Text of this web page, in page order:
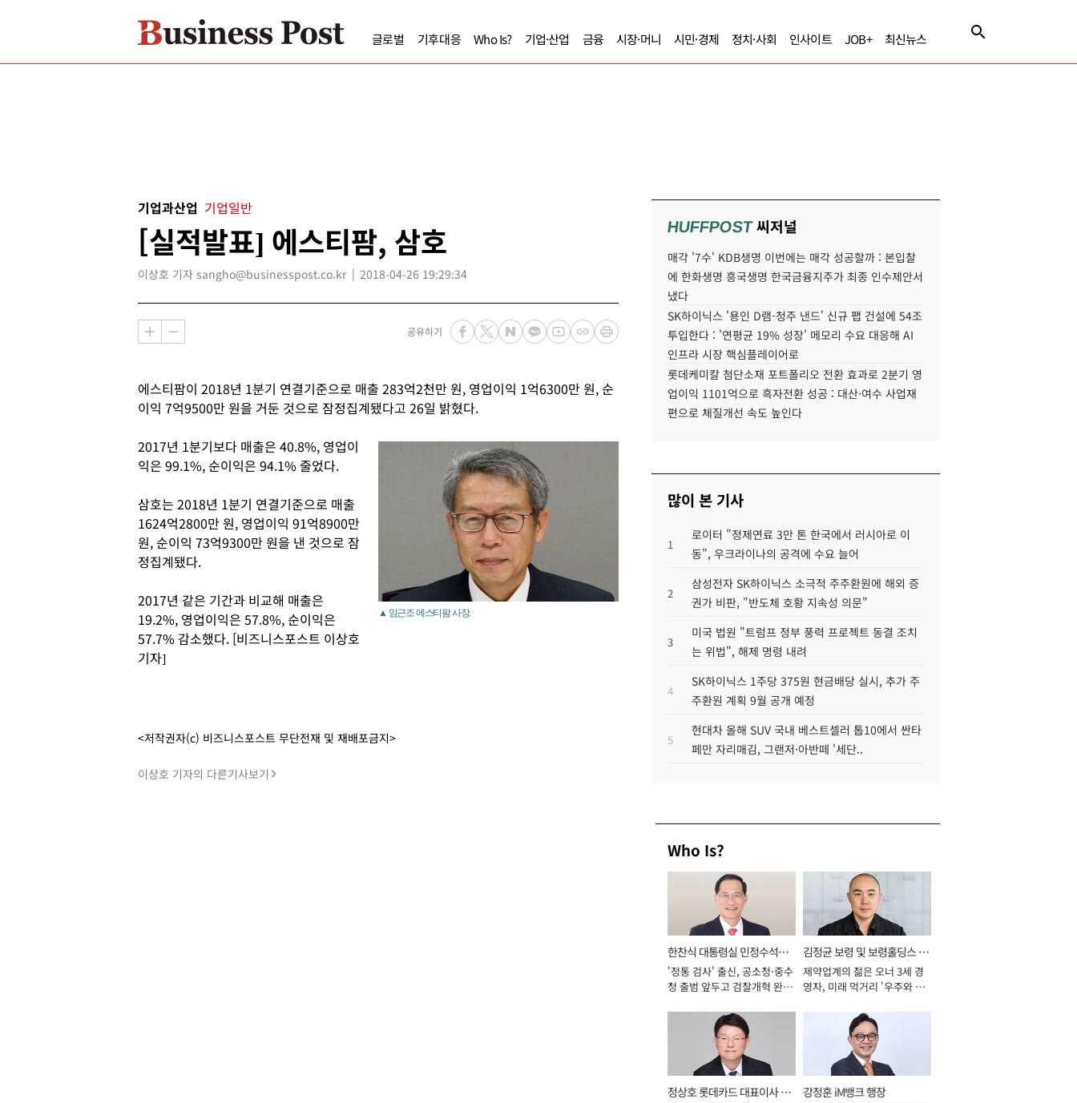
글로벌 기후대응 Who Is? 기업·산업 금융 시장·머니 시민·경제 정치·사회 인사이트 JOB+ 최신뉴스
기업과산업 기업일반
[실적발표] 에스티팜, 삼호
이상호 기자 sangho@businesspost.co.kr 2018-04-26 19:29:34
공유하기
에스티팜이 2018년 1분기 연결기준으로 매출 283억2천만 원, 영업이익 1억6300만 원, 순
이익 7억9500만 원을 거둔 것으로 잠정집계됐다고 26일 밝혔다.
▲ 임근조 에스티팜 사장.
2017년 1분기보다 매출은 40.8%, 영업이
익은 99.1%, 순이익은 94.1% 줄었다.
삼호는 2018년 1분기 연결기준으로 매출
1624억2800만 원, 영업이익 91억8900만
원, 순이익 73억9300만 원을 낸 것으로 잠
정집계됐다.
2017년 같은 기간과 비교해 매출은
19.2%, 영업이익은 57.8%, 순이익은
57.7% 감소했다. [비즈니스포스트 이상호
기자]
<저작권자(c) 비즈니스포스트 무단전재 및 재배포금지>
이상호 기자의 다른기사보기
HUFFPOST씨저널
매각 '7수' KDB생명 이번에는 매각 성공할까 : 본입찰
에 한화생명 흥국생명 한국금융지주가 최종 인수제안서
냈다
SK하이닉스 '용인 D램-청주 낸드' 신규 팹 건설에 54조
투입한다 : '연평균 19% 성장' 메모리 수요 대응해 AI
인프라 시장 핵심플레이어로
롯데케미칼 첨단소재 포트폴리오 전환 효과로 2분기 영
업이익 1101억으로 흑자전환 성공 : 대산·여수 사업재
편으로 체질개선 속도 높인다
많이 본 기사
1
로이터 "정제연료 3만 톤 한국에서 러시아로 이
동", 우크라이나의 공격에 수요 늘어
2
삼성전자 SK하이닉스 소극적 주주환원에 해외 증
권가 비판, "반도체 호황 지속성 의문"
3
미국 법원 "트럼프 정부 풍력 프로젝트 동결 조치
는 위법", 해제 명령 내려
4
SK하이닉스 1주당 375원 현금배당 실시, 추가 주
주환원 계획 9월 공개 예정
5
현대차 올해 SUV 국내 베스트셀러 톱10에서 싼타
페만 자리매김, 그랜저·아반떼 '세단..
Who Is?
한찬식 대통령실 민정수석비
서관
'정통 검사' 출신, 공소청·중수
청 출범 앞두고 검찰개혁 완수
김정균 보령 및 보령홀딩스 대
표이사 사장
제약업계의 젊은 오너 3세 경
영자, 미래 먹거리 '우주와 헬
정상호 롯데카드 대표이사 사
강정훈 iM뱅크 행장